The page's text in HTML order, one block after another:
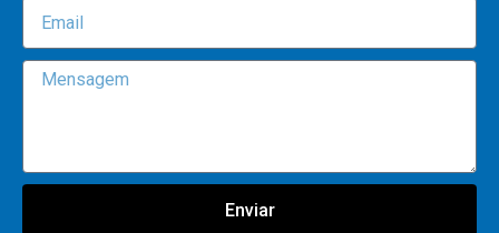
Enviar